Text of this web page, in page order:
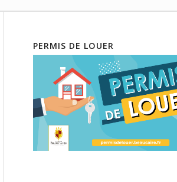
PERMIS DE LOUER